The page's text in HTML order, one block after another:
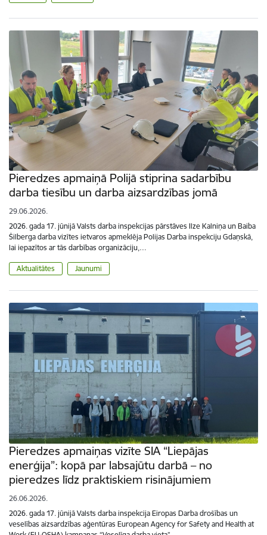
Pieredzes apmaiņā Polijā stiprina sadarbību
darba tiesību un darba aizsardzības jomā
29.06.2026.
2026. gada 17. jūnijā Valsts darba inspekcijas pārstāves Ilze Kalniņa un Baiba
Šilberga darba vizītes ietvaros apmeklēja Polijas Darba inspekciju Gdaņskā,
lai iepazītos ar tās darbības organizāciju,…
Aktualitātes Jaunumi
Pieredzes apmaiņas vizīte SIA “Liepājas
enerģija”: kopā par labsajūtu darbā – no
pieredzes līdz praktiskiem risinājumiem
26.06.2026.
2026. gada 17. jūnijā Valsts darba inspekcija Eiropas Darba drošības un
veselības aizsardzības aģentūras European Agency for Safety and Health at